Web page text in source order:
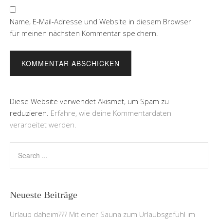
Name, E-Mail-Adresse und Website in diesem Browser
für meinen nächsten Kommentar speichern.
Diese Website verwendet Akismet, um Spam zu
reduzieren. Erfahre, wie deine Kommentardaten
verarbeitet werden.
Neueste Beiträge
Urlaub daheim??? Mit einer Sauna zum Urlaubsgefühl im